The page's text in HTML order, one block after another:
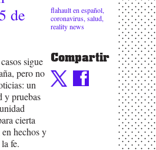
de
sigue
pero no
un
y pruebas
cierta
en hechos y
fe.
flahault en español,
coronavirus, salud,
reality news
Compartir